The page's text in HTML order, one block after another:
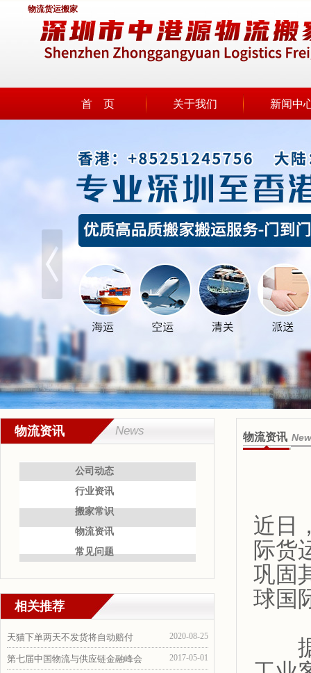
物流货运搬家
首 页 关于我们 新闻中
物流资讯 News
公司动态
行业资讯
搬家常识
物流资讯
常见问题
相关推荐
2020-08-25
天猫下单两天不发货将自动赔付
2017-05-01
第七届中国物流与供应链金融峰会
物流资讯
近日
际货
巩固
球国
据